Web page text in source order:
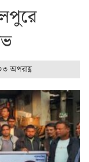
অপরাহ্ণ